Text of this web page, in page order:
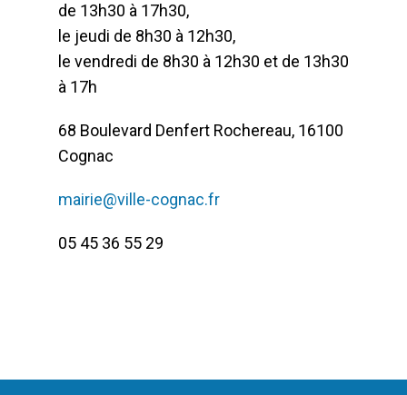
de 13h30 à 17h30,
le jeudi de 8h30 à 12h30,
le vendredi de 8h30 à 12h30 et de 13h30
à 17h
68 Boulevard Denfert Rochereau, 16100
Cognac
mairie@ville-cognac.fr
05 45 36 55 29